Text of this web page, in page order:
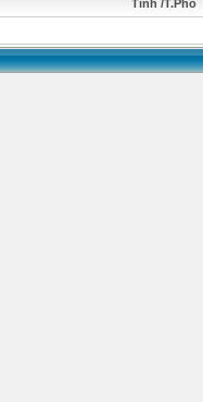
Tỉnh /T.Phố